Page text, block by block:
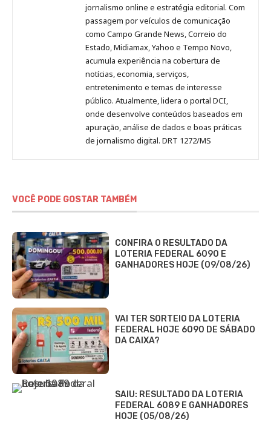
Pinterest
LinkedInInstagram
FacebookMalagolini
jornalismo online e estratégia editorial. Com
passagem por veículos de comunicação
como Campo Grande News, Correio do
Estado, Midiamax, Yahoo e Tempo Novo,
acumula experiência na cobertura de
notícias, economia, serviços,
entretenimento e temas de interesse
público. Atualmente, lidera o portal DCI,
onde desenvolve conteúdos baseados em
apuração, análise de dados e boas práticas
de jornalismo digital. DRT 1272/MS
VOCÊ PODE GOSTAR TAMBÉM
CONFIRA O RESULTADO DA
LOTERIA FEDERAL 6090 E
GANHADORES HOJE (09/08/26)
VAI TER SORTEIO DA LOTERIA
FEDERAL HOJE 6090 DE SÁBADO
DA CAIXA?
SAIU: RESULTADO DA LOTERIA
FEDERAL 6089 E GANHADORES
HOJE (05/08/26)